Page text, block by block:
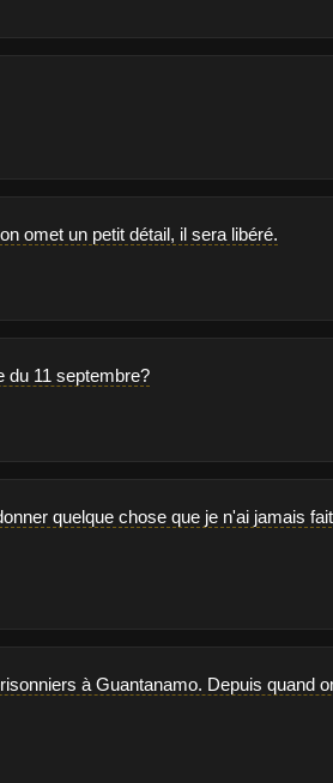
omet un petit détail, il sera libéré.
du 11 septembre?
quelque chose que je n'ai jamais
à Guantanamo. Depuis quand